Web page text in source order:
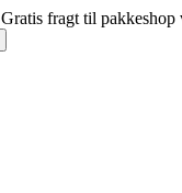
Gratis fragt til